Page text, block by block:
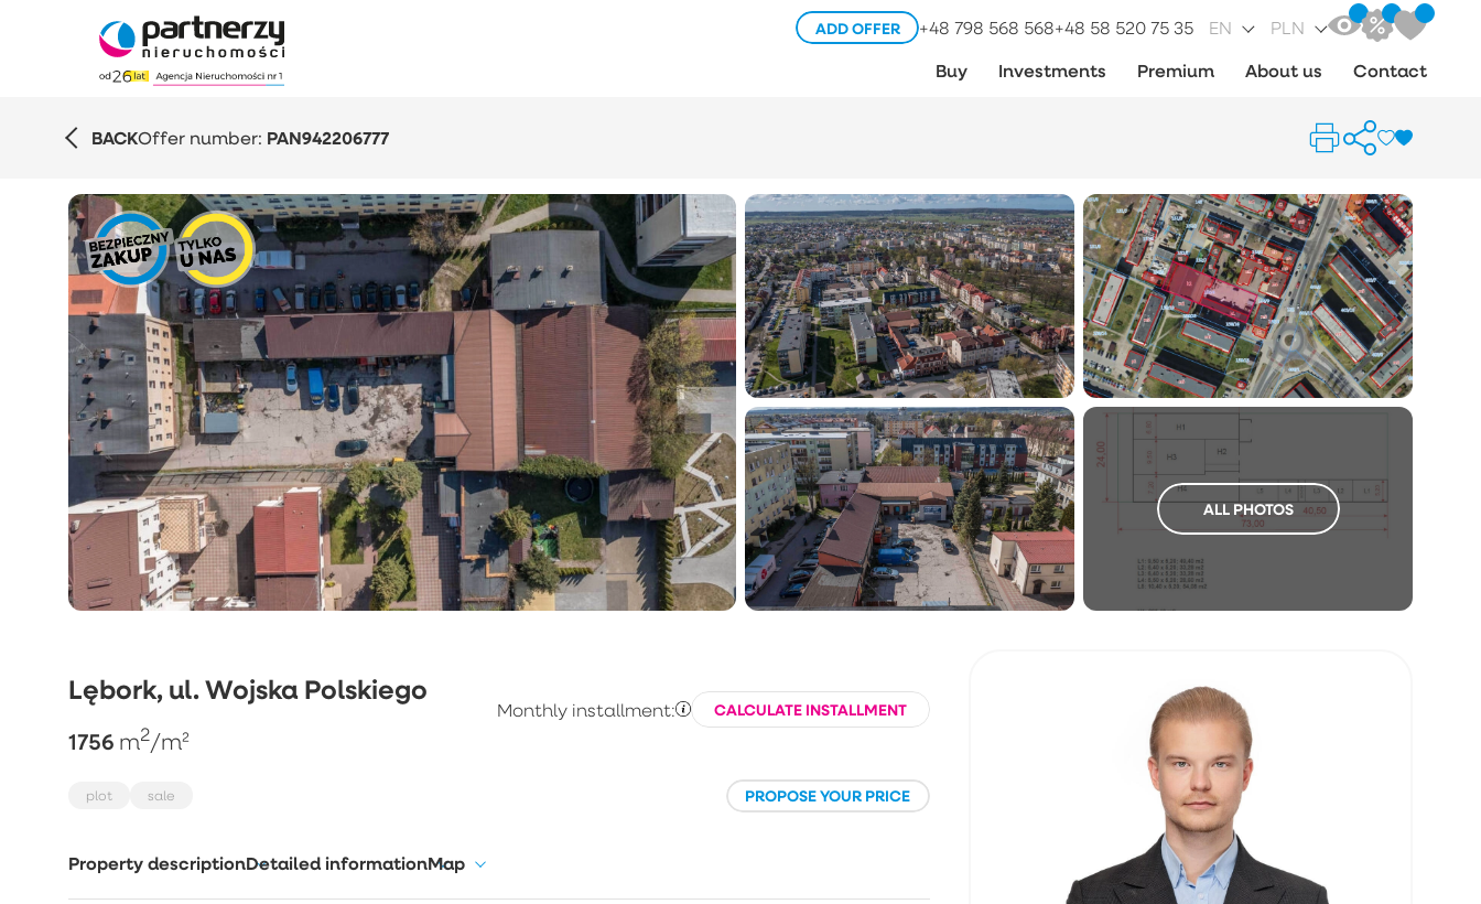
ADD OFFER +48 798 568 568+48 58 520 75 35 EN PLN
Buy Investments Premium About us Contact
BACKOffer number: PAN942206777
ALL PHOTOS
Lębork, ul. Wojska Polskiego
1756 m2/m²
Monthly installment: CALCULATE INSTALLMENT
plot sale PROPOSE YOUR PRICE
Property descriptionDetailed informationMap